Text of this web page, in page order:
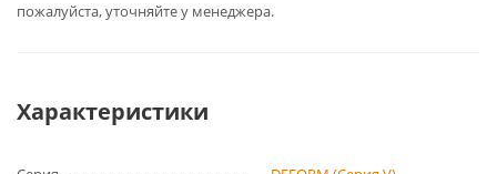
пожалуйста, уточняйте у менеджера.
Характеристики